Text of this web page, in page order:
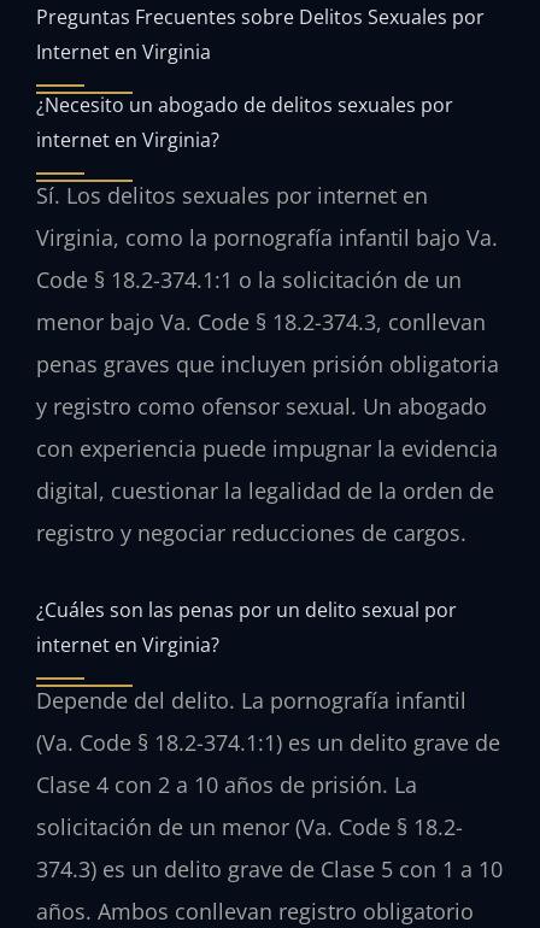
Preguntas Frecuentes sobre Delitos Sexuales por
Internet en Virginia
¿Necesito un abogado de delitos sexuales por
internet en Virginia?
Sí. Los delitos sexuales por internet en
Virginia, como la pornografía infantil bajo Va.
Code § 18.2-374.1:1 o la solicitación de un
menor bajo Va. Code § 18.2-374.3, conllevan
penas graves que incluyen prisión obligatoria
y registro como ofensor sexual. Un abogado
con experiencia puede impugnar la evidencia
digital, cuestionar la legalidad de la orden de
registro y negociar reducciones de cargos.
¿Cuáles son las penas por un delito sexual por
internet en Virginia?
Depende del delito. La pornografía infantil
(Va. Code § 18.2-374.1:1) es un delito grave de
Clase 4 con 2 a 10 años de prisión. La
solicitación de un menor (Va. Code § 18.2-
374.3) es un delito grave de Clase 5 con 1 a 10
años. Ambos conllevan registro obligatorio